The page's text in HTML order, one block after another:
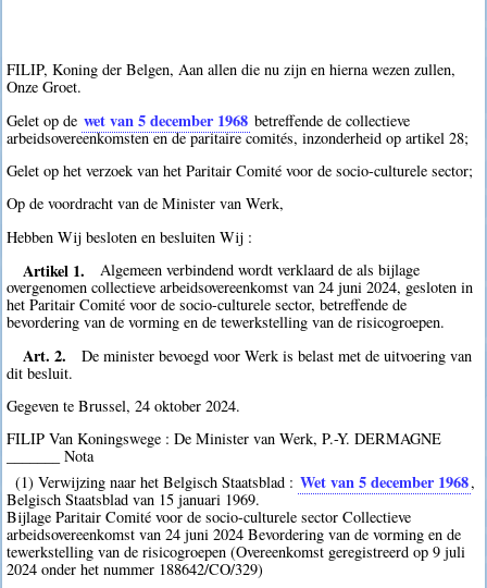
FILIP, Koning der Belgen, Aan allen die nu zijn en hierna wezen zullen,
Onze Groet.
Gelet op de wet van 5 december 1968 betreffende de collectieve
arbeidsovereenkomsten en de paritaire comités, inzonderheid op artikel 28;
Gelet op het verzoek van het Paritair Comité voor de socio-culturele sector;
Op de voordracht van de Minister van Werk,
Hebben Wij besloten en besluiten Wij :
Artikel 1.
Algemeen verbindend wordt verklaard de als bijlage
overgenomen collectieve arbeidsovereenkomst van 24 juni 2024, gesloten in
het Paritair Comité voor de socio-culturele sector, betreffende de
bevordering van de vorming en de tewerkstelling van de risicogroepen.
Art. 2.
De minister bevoegd voor Werk is belast met de uitvoering van
dit besluit.
Gegeven te Brussel, 24 oktober 2024.
FILIP Van Koningswege : De Minister van Werk, P.-Y. DERMAGNE
_______ Nota
(1) Verwijzing naar het Belgisch Staatsblad : Wet van 5 december 1968,
Belgisch Staatsblad van 15 januari 1969.
Bijlage Paritair Comité voor de socio-culturele sector Collectieve
arbeidsovereenkomst van 24 juni 2024 Bevordering van de vorming en de
tewerkstelling van de risicogroepen (Overeenkomst geregistreerd op 9 juli
2024 onder het nummer 188642/CO/329)